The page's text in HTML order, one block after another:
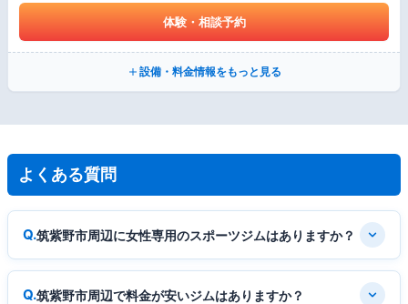
体験・相談予約
設備・料金情報をもっと見る
よくある質問
筑紫野市周辺に女性専用のスポーツジムはありますか？
筑紫野市周辺で料金が安いジムはありますか？